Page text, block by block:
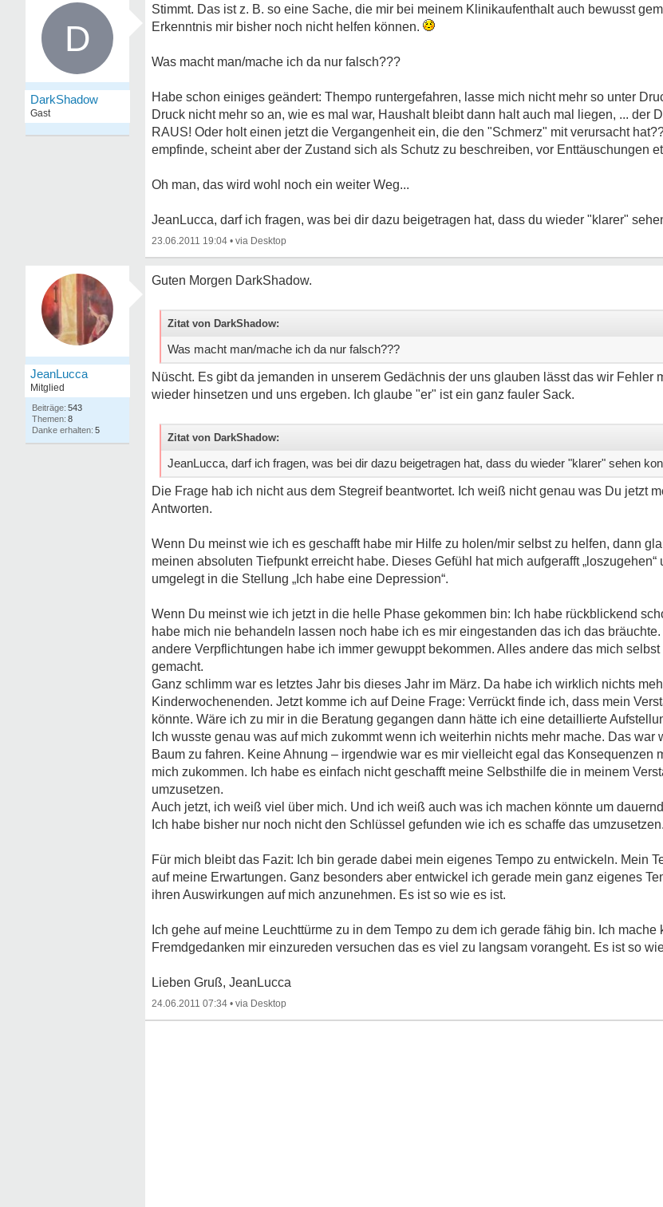
D
DarkShadow
Gast
Stimmt. Das ist z. B. so eine Sache, die mir bei meinem Klinikaufenthalt auch bewusst
Erkenntnis mir bisher noch nicht helfen können.
Was macht man/mache ich da nur falsch???
Habe schon einiges geändert: Thempo runtergefahren, lasse mich nicht mehr so unter
Druck nicht mehr so an, wie es mal war, Haushalt bleibt dann halt auch mal liegen, ... der
RAUS! Oder holt einen jetzt die Vergangenheit ein, die den "Schmerz" mit verursacht
empfinde, scheint aber der Zustand sich als Schutz zu beschreiben, vor Enttäuschungen
Oh man, das wird wohl noch ein weiter Weg...
JeanLucca, darf ich fragen, was bei dir dazu beigetragen hat, dass du wieder "klarer"
23.06.2011 19:04 •
JeanLucca
Mitglied
543
8
5
Guten Morgen DarkShadow.
Zitat von DarkShadow:
Was macht man/mache ich da nur falsch???
Nüscht. Es gibt da jemanden in unserem Gedächnis der uns glauben lässt das wir Fehler
wieder hinsetzen und uns ergeben. Ich glaube "er" ist ein ganz fauler Sack.
Zitat von DarkShadow:
JeanLucca, darf ich fragen, was bei dir dazu beigetragen hat, dass du wieder "klarer" sehen
Die Frage hab ich nicht aus dem Stegreif beantwortet. Ich weiß nicht genau was Du jetzt
Antworten.
Wenn Du meinst wie ich es geschafft habe mir Hilfe zu holen/mir selbst zu helfen, dann
meinen absoluten Tiefpunkt erreicht habe. Dieses Gefühl hat mich aufgerafft
umgelegt in die Stellung „Ich habe eine Depression“.
Wenn Du meinst wie ich jetzt in die helle Phase gekommen bin: Ich habe rückblickend
habe mich nie behandeln lassen noch habe ich es mir eingestanden das ich das
andere Verpflichtungen habe ich immer gewuppt bekommen. Alles andere das mich
gemacht.
Ganz schlimm war es letztes Jahr bis dieses Jahr im März. Da habe ich wirklich nichts
Kinderwochenenden. Jetzt komme ich auf Deine Frage: Verrückt finde ich, dass mein
könnte. Wäre ich zu mir in die Beratung gegangen dann hätte ich eine detaillierte
Ich wusste genau was auf mich zukommt wenn ich weiterhin nichts mehr mache. Das
Baum zu fahren. Keine Ahnung – irgendwie war es mir vielleicht egal das Konsequenzen
mich zukommen. Ich habe es einfach nicht geschafft meine Selbsthilfe die in meinem
umzusetzen.
Auch jetzt, ich weiß viel über mich. Und ich weiß auch was ich machen könnte um
Ich habe bisher nur noch nicht den Schlüssel gefunden wie ich es schaffe das umzusetzen.
Für mich bleibt das Fazit: Ich bin gerade dabei mein eigenes Tempo zu entwickeln. Mein
auf meine Erwartungen. Ganz besonders aber entwickel ich gerade mein ganz eigenes
ihren Auswirkungen auf mich anzunehmen. Es ist so wie es ist.
Ich gehe auf meine Leuchttürme zu in dem Tempo zu dem ich gerade fähig bin. Ich
Fremdgedanken mir einzureden versuchen das es viel zu langsam vorangeht. Es ist so
Lieben Gruß, JeanLucca
24.06.2011 07:34 •